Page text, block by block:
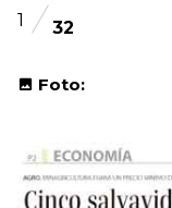
1 32
Foto: